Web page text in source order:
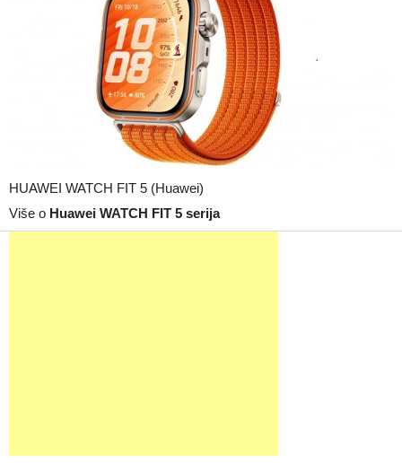
HUAWEI WATCH FIT 5 (Huawei)
Više o Huawei WATCH FIT 5 serija